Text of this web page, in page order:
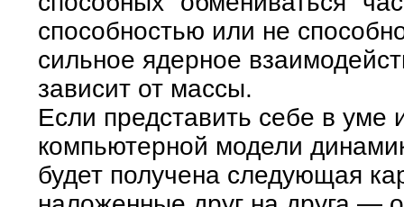
способностью или не
сильное ядерное
зависит от массы.
Если представить себе в уме
компьютерной модели
будет получена следующая